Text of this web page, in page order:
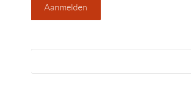
Aanmelden